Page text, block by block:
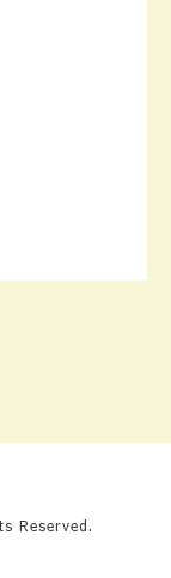
Reserved.